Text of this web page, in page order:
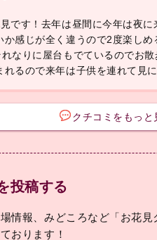
です！去年は昼間に今年は夜
か感じが全く違うので2度楽し
なりに屋台もでているのでお
るので来年は子供を連れて見
クチコミをもっと
投稿する
情報、みどころなど「お花
おります！